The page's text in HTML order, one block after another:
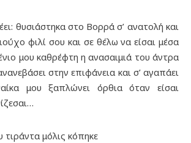
θυσιάστηκα στο Βορρά σ’ ανατολή και
φιλί σου και σε θέλω να είσαι μέσα
μου καθρέφτη η ανασαιμιά του άντρα
στην επιφάνεια και σ’ αγαπάει
μου ξαπλώνει όρθια όταν είσαι
μόλις κόπηκε